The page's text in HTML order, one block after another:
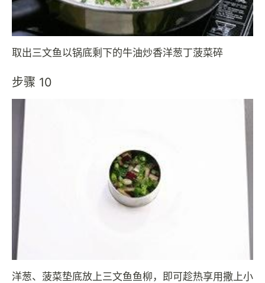
取出三文鱼以锅底剩下的牛油炒香洋葱丁菠菜碎
步骤 10
洋葱、菠菜垫底放上三文鱼鱼柳，即可趁热享用撒上小